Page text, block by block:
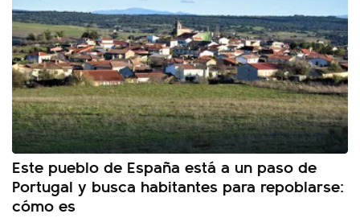
Este pueblo de España está a un paso de
Portugal y busca habitantes para repoblarse:
cómo es